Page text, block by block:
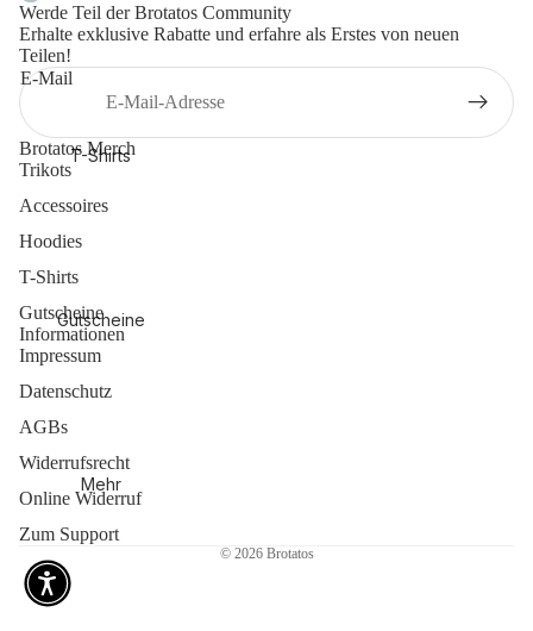
T-Shirts
Gutscheine
Mehr
Werde Teil der Brotatos Community
Erhalte exklusive Rabatte und erfahre als Erstes von neuen
Teilen!
E-Mail
Brotatos Merch
Trikots
Accessoires
Hoodies
T-Shirts
Gutscheine
Informationen
Impressum
Datenschutz
AGBs
Widerrufsrecht
Online Widerruf
Zum Support
© 2026 Brotatos